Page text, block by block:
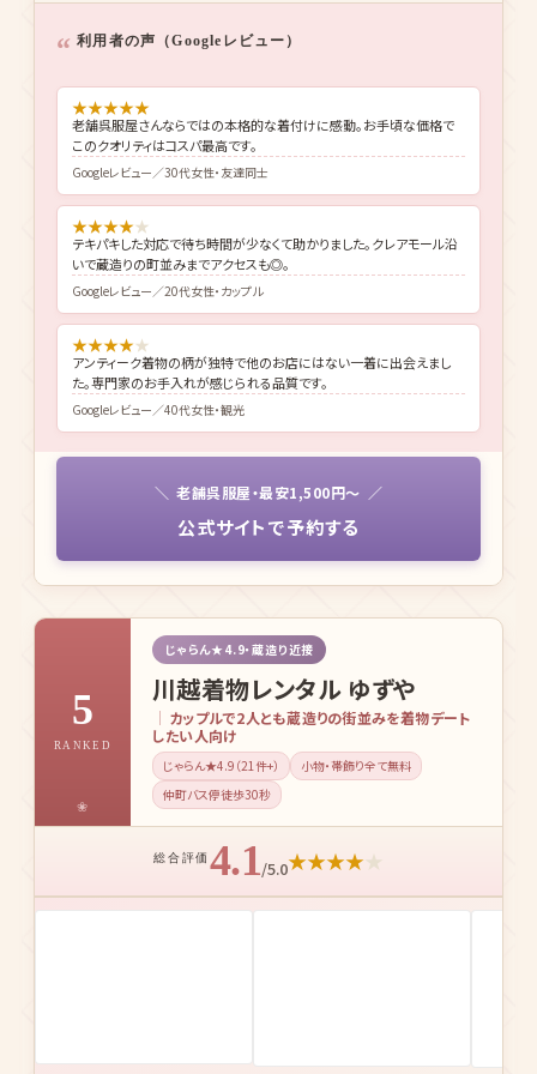
利用者の声（Googleレビュー）
★★★★★
老舗呉服屋さんならではの本格的な着付けに感動。お手頃な価格で
このクオリティはコスパ最高です。
Googleレビュー／30代女性・友達同士
★★★★★
テキパキした対応で待ち時間が少なくて助かりました。クレアモール沿
いで蔵造りの町並みまでアクセスも◎。
Googleレビュー／20代女性・カップル
★★★★★
アンティーク着物の柄が独特で他のお店にはない一着に出会えまし
た。専門家のお手入れが感じられる品質です。
Googleレビュー／40代女性・観光
老舗呉服屋・最安1,500円〜
公式サイトで予約する
5
RANKED
じゃらん★4.9・蔵造り近接
川越着物レンタル ゆずや
カップルで2人とも蔵造りの街並みを着物デート
したい人向け
じゃらん★4.9（21件+）
小物・帯飾り全て無料
仲町バス停徒歩30秒
総合評価 4.1/5.0★★★★★